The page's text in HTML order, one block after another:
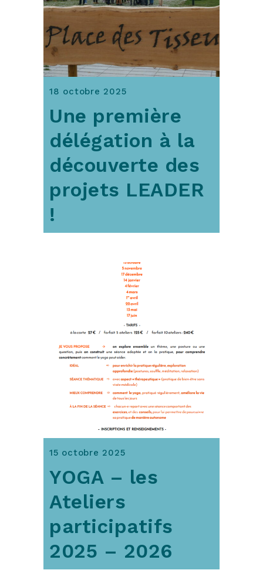
18 octobre 2025
Une première
délégation à la
découverte des
projets LEADER
!
15 octobre 2025
YOGA – les
Ateliers
participatifs
2025 – 2026